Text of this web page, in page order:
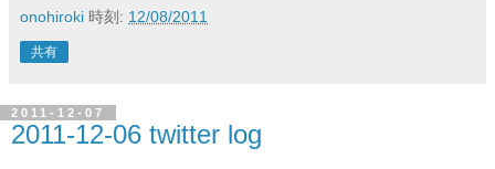
onohiroki 時刻: 12/08/2011
共有
2011-12-07
2011-12-06 twitter log